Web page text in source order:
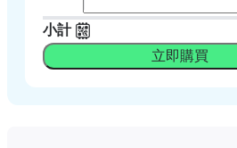
小計
立即購買